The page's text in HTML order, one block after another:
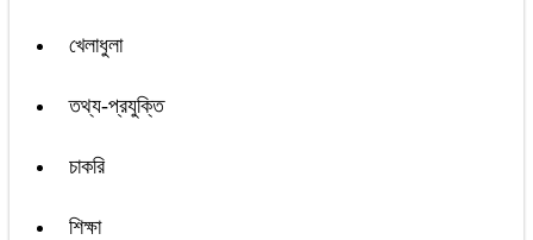
খেলাধুলা
তথ্য-প্রযুক্তি
চাকরি
শিক্ষা